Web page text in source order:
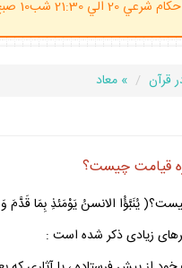
قرآن » معاد
زيادى ذكر شده است :